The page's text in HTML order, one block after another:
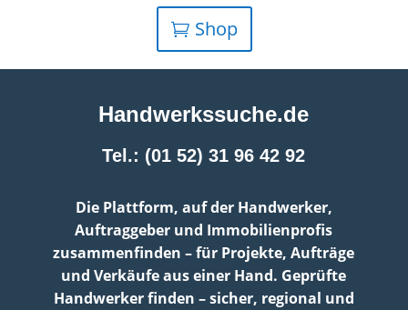
Shop
Handwerkssuche.de
Tel.: (01 52) 31 96 42 92
Die Plattform, auf der Handwerker,
Auftraggeber und Immobilienprofis
zusammenfinden – für Projekte, Aufträge
und Verkäufe aus einer Hand. Geprüfte
Handwerker finden – sicher, regional und